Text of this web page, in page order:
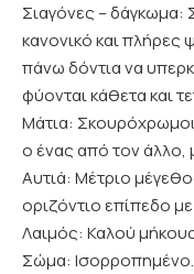
Σιαγόνες – δάγκωμα:
κανονικό και
πάνω δόντια να
φύονται κάθετα και
Μάτια:
ο ένας από τον άλλο,
Αυτιά: Μέτριο
οριζόντιο επίπεδο
Λαιμός: Καλού
Σώμα: Ισορροπημένο.